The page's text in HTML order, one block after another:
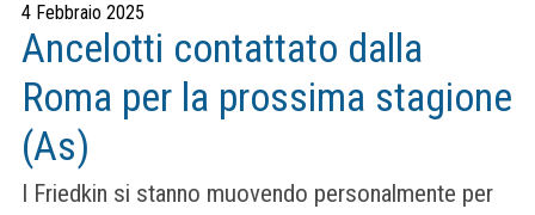
4 Febbraio 2025
Ancelotti contattato dalla
Roma per la prossima stagione
(As)
I Friedkin si stanno muovendo personalmente per